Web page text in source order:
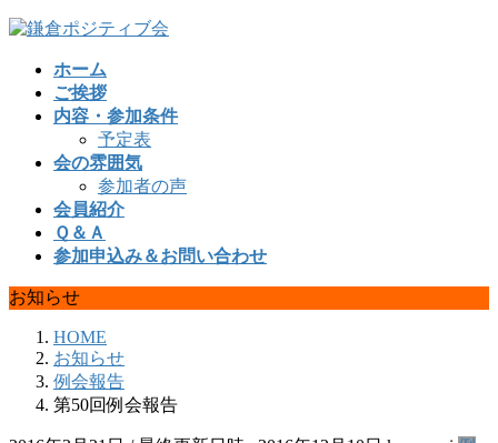
コ
ナ
ホーム
ご挨拶
内容・参加条件
予定表
会の雰囲気
参加者の声
会員紹介
Ｑ＆Ａ
参加申込み＆お問い合わせ
お知らせ
HOME
お知らせ
例会報告
第50回例会報告